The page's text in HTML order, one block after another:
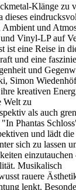
Klänge zu
dieses
und
Vinyl-LP auf
ist eine Reise in
und eine
und
Simon
kreativen
Welt zu
als auch
Phantas
und lädt
sich zu lassen
einzutauchen
Musikalisch
rauere
lenkt.